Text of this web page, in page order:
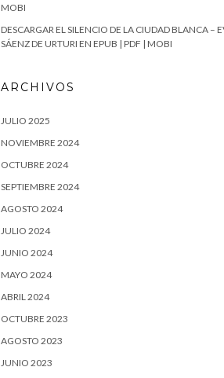
MOBI
DESCARGAR EL SILENCIO DE LA CIUDAD BLANCA –
SÁENZ DE URTURI EN EPUB | PDF | MOBI
ARCHIVOS
JULIO 2025
NOVIEMBRE 2024
OCTUBRE 2024
SEPTIEMBRE 2024
AGOSTO 2024
JULIO 2024
JUNIO 2024
MAYO 2024
ABRIL 2024
OCTUBRE 2023
AGOSTO 2023
JUNIO 2023